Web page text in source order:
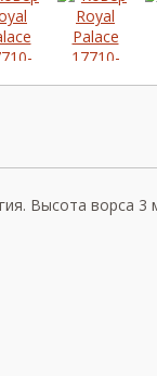
Высота ворса